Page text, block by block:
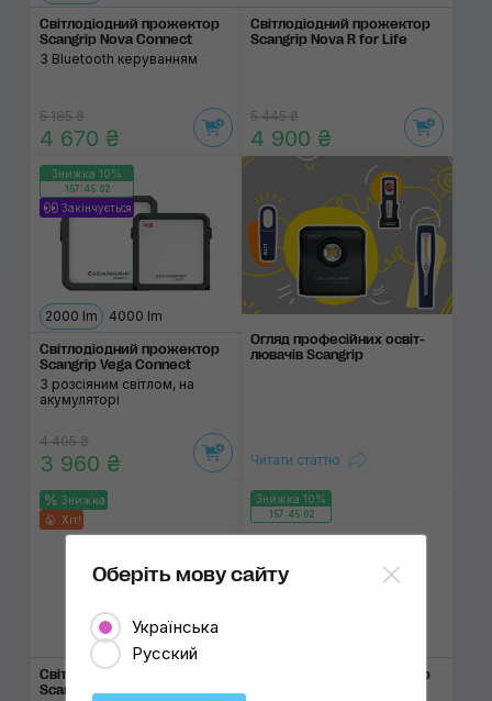
Світлодіодний про­жектор
Scangrip Nova Connect
З Bluetooth керуванням
5 185 ₴
4 670 ₴
Світлодіодний про­жектор
Scangrip Nova R for Life
5 445 ₴
4 900 ₴
Знижка 10%
157:45:02
Закінчується
2000 lm 4000 lm
Світлодіодний про­жектор
Scangrip Vega Connect
З розсіяним світлом, на
акумуляторі
4 405 ₴
3 960 ₴
Огляд професій­них освіт­
люва­чів Scangrip
Читати статтю
Знижка
Хіт!
Світлодіодний прожектор
Scangrip Nova R
Знижка 10%
157:45:02
Світлодіодний про­жектор
Оберіть мову сайту
Українська
Русский